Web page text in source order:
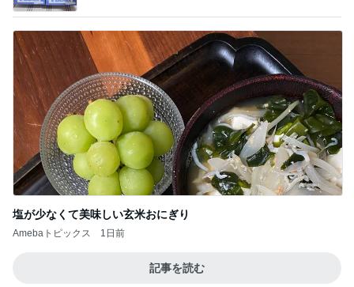
塩が少なくて美味しい玄米おにぎり
Amebaトピックス 1日前
記事を読む